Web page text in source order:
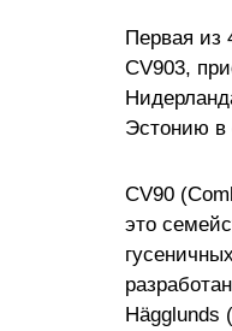
Первая из
CV903,
Эстонию в
CV90
это
Hägglunds